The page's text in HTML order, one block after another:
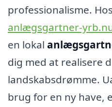
professionalisme. Hos
anlægsgartner-
en lokal
dig med at realisere
landskabsdrømme.
brug for en ny have,